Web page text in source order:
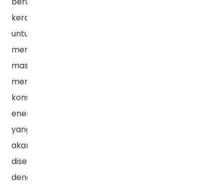
keras
untuk
memecahkan
masalah
meningkatnya
konsumsi
energi,
yang
akan
disertai
dengan